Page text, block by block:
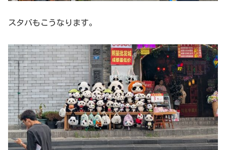
スタバもこうなります。